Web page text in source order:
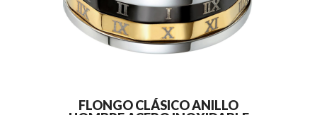
FLONGO CLÁSICO ANILLO